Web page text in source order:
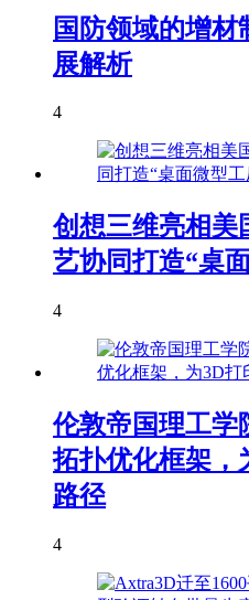
国防领域的增
展解析
4
创想三维亮相美
艺协同打造“桌
4
伦敦帝国理工学
拓扑优化框架，
路径
4